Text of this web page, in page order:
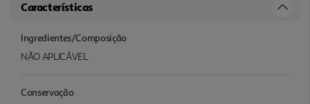
Características
Ingredientes/Composição
NÃO APLICÁVEL
Conservação